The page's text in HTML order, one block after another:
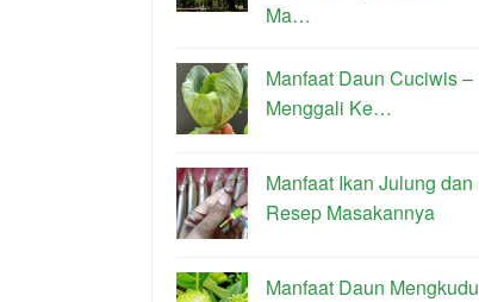
Ma…
Manfaat Daun Cuciwis –
Menggali Ke…
Manfaat Ikan Julung dan
Resep Masakannya
Manfaat Daun Mengkudu